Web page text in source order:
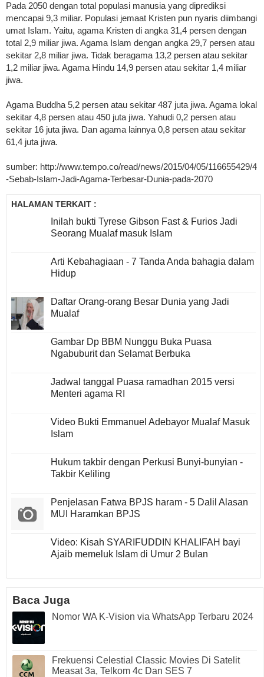
Pada 2050 dengan total populasi manusia yang diprediksi
mencapai 9,3 miliar. Populasi jemaat Kristen pun nyaris diimbangi
umat Islam. Yaitu, agama Kristen di angka 31,4 persen dengan
total 2,9 miliar jiwa. Agama Islam dengan angka 29,7 persen atau
sekitar 2,8 miliar jiwa. Tidak beragama 13,2 persen atau sekitar
1,2 miliar jiwa. Agama Hindu 14,9 persen atau sekitar 1,4 miliar
jiwa.
Agama Buddha 5,2 persen atau sekitar 487 juta jiwa. Agama lokal
sekitar 4,8 persen atau 450 juta jiwa. Yahudi 0,2 persen atau
sekitar 16 juta jiwa. Dan agama lainnya 0,8 persen atau sekitar
61,4 juta jiwa.
sumber: http://www.tempo.co/read/news/2015/04/05/116655429/4
-Sebab-Islam-Jadi-Agama-Terbesar-Dunia-pada-2070
HALAMAN TERKAIT :
Inilah bukti Tyrese Gibson Fast & Furios Jadi
Seorang Mualaf masuk Islam
Arti Kebahagiaan - 7 Tanda Anda bahagia dalam
Hidup
Daftar Orang-orang Besar Dunia yang Jadi
Mualaf
Gambar Dp BBM Nunggu Buka Puasa
Ngabuburit dan Selamat Berbuka
Jadwal tanggal Puasa ramadhan 2015 versi
Menteri agama RI
Video Bukti Emmanuel Adebayor Mualaf Masuk
Islam
Hukum takbir dengan Perkusi Bunyi-bunyian -
Takbir Keliling
Penjelasan Fatwa BPJS haram - 5 Dalil Alasan
MUI Haramkan BPJS
Video: Kisah SYARIFUDDIN KHALIFAH bayi
Ajaib memeluk Islam di Umur 2 Bulan
Baca Juga
Nomor WA K-Vision via WhatsApp Terbaru 2024
Frekuensi Celestial Classic Movies Di Satelit
Measat 3a, Telkom 4c Dan SES 7